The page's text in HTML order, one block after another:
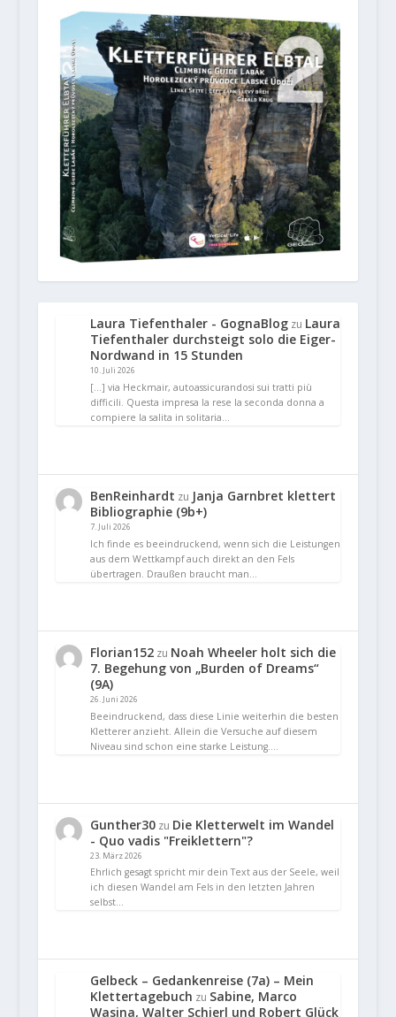
Laura Tiefenthaler - GognaBlogzu Laura
Tiefenthaler durchsteigt solo die Eiger-
Nordwand in 15 Stunden
10. Juli 2026
[…] via Heckmair, autoassicurandosi sui tratti più
difficili. Questa impresa la rese la seconda donna a
compiere la salita in solitaria…
BenReinhardt zu Janja Garnbret klettert
Bibliographie (9b+)
7. Juli 2026
Ich finde es beeindruckend, wenn sich die Leistungen
aus dem Wettkampf auch direkt an den Fels
übertragen. Draußen braucht man…
Florian152zu Noah Wheeler holt sich die
7. Begehung von „Burden of Dreams“
(9A)
26. Juni 2026
Beeindruckend, dass diese Linie weiterhin die besten
Kletterer anzieht. Allein die Versuche auf diesem
Niveau sind schon eine starke Leistung.…
Gunther30zu Die Kletterwelt im Wandel
- Quo vadis "Freiklettern"?
23. März 2026
Ehrlich gesagt spricht mir dein Text aus der Seele, weil
ich diesen Wandel am Fels in den letzten Jahren
selbst…
Gelbeck – Gedankenreise (7a) – Mein
Klettertagebuch zu Sabine, Marco
Wasina, Walter Schierl und Robert Glück